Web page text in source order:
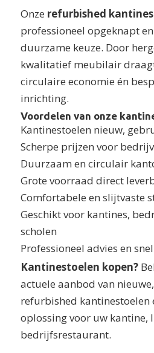
Onze refurbished
professioneel opgeknapt
duurzame keuze. Door
kwalitatief meubilair
circulaire economie én
inrichting.
Voordelen van onze
Kantinestoelen nieuw,
Scherpe prijzen voor
Duurzaam en circulair
Grote voorraad direct
Comfortabele en slijtvaste
Geschikt voor kantines,
scholen
Professioneel advies en
Kantinestoelen kopen?
actuele aanbod van
refurbished kantinestoelen
oplossing voor uw kantine,
bedrijfsrestaurant.